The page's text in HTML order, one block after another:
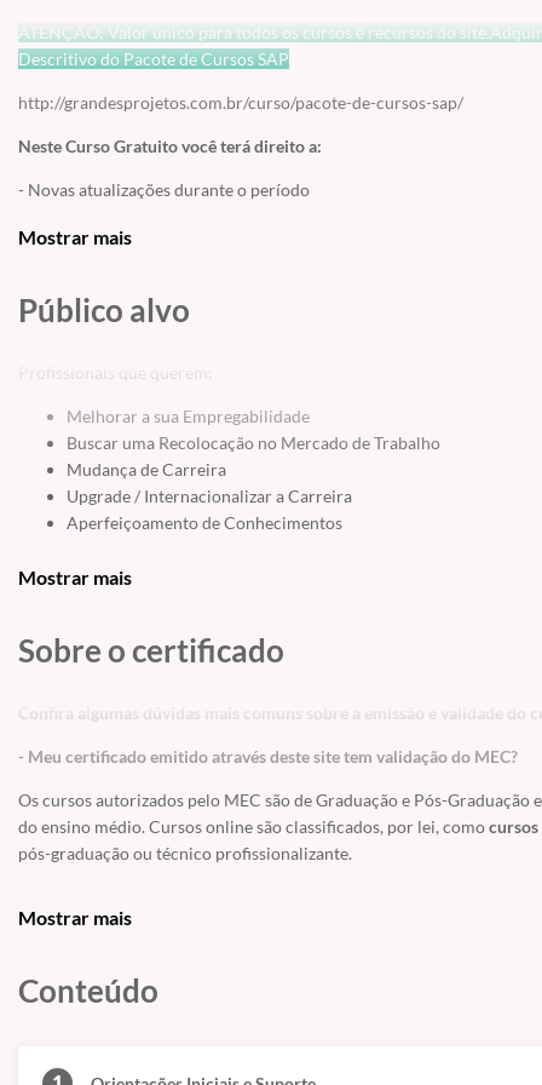
ATENÇÃO: Valor único para todos os cursos e recursos do
Descritivo do Pacote de Cursos SAP
http://grandesprojetos.com.br/curso/pacote-de-cursos-sap/
Neste Curso Gratuito você terá direito a:
- Novas atualizações durante o período
- Suporte ilimitado em 05 níveis
complementar e links, avaliação final e muito mais!)
Mostrar mais
Público alvo
Profissionais que querem:
Melhorar a sua Empregabilidade
Buscar uma Recolocação no Mercado de Trabalho
Mudança de Carreira
Upgrade / Internacionalizar a Carreira
Aperfeiçoamento de Conhecimentos
Mostrar mais
Sobre o certificado
Confira algumas dúvidas mais comuns sobre a emissão e validade do
- Meu certificado emitido através deste site tem validação do MEC?
Os cursos autorizados pelo MEC são de Graduação e Pós-
do ensino médio. Cursos online são classificados, por lei, como
pós-graduação ou técnico profissionalizante.
uma modalidade de educação não-formal com duração variável, a
Educação é um direito de todos e é um incentivo a sociedade
Mostrar mais
Conteúdo